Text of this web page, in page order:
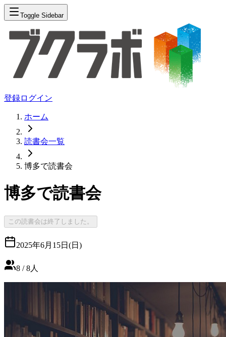
Toggle Sidebar
登録ログイン
ホーム
読書会一覧
博多で読書会
博多で読書会
この読書会は終了しました。
2025年6月15日(日)
8 /8人